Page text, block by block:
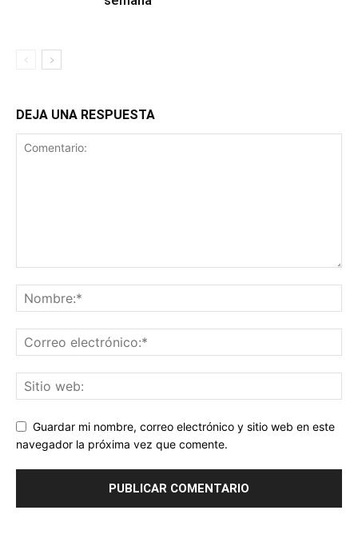
DEJA UNA RESPUESTA
Guardar mi nombre, correo electrónico y sitio web en este
navegador la próxima vez que comente.